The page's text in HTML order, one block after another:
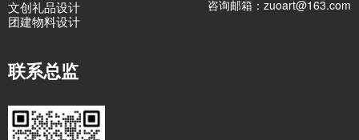
文创礼品设计
团建物料设计
咨询邮箱：zuoart@163.com
联系总监